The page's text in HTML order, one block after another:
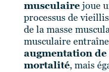
musculaire joue
processus de
de la masse
musculaire
augmentation
mortalité, mais